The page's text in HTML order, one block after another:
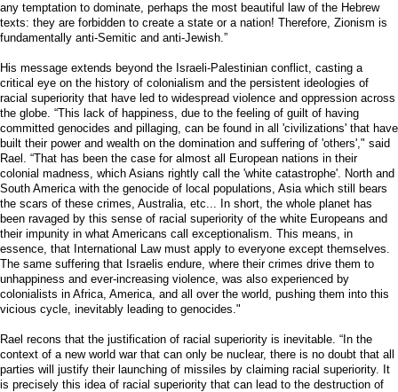
any temptation to dominate, perhaps the most beautiful law of the Hebrew
texts: they are forbidden to create a state or a nation! Therefore, Zionism is
fundamentally anti-Semitic and anti-Jewish.”
His message extends beyond the Israeli-Palestinian conflict, casting a
critical eye on the history of colonialism and the persistent ideologies of
racial superiority that have led to widespread violence and oppression across
the globe. “This lack of happiness, due to the feeling of guilt of having
committed genocides and pillaging, can be found in all 'civilizations' that have
built their power and wealth on the domination and suffering of 'others'," said
Rael. “That has been the case for almost all European nations in their
colonial madness, which Asians rightly call the 'white catastrophe'. North and
South America with the genocide of local populations, Asia which still bears
the scars of these crimes, Australia, etc... In short, the whole planet has
been ravaged by this sense of racial superiority of the white Europeans and
their impunity in what Americans call exceptionalism. This means, in
essence, that International Law must apply to everyone except themselves.
The same suffering that Israelis endure, where their crimes drive them to
unhappiness and ever-increasing violence, was also experienced by
colonialists in Africa, America, and all over the world, pushing them into this
vicious cycle, inevitably leading to genocides."
Rael recons that the justification of racial superiority is inevitable. “In the
context of a new world war that can only be nuclear, there is no doubt that all
parties will justify their launching of missiles by claiming racial superiority. It
is precisely this idea of racial superiority that can lead to the destruction of